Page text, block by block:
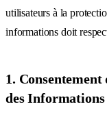
utilisateurs à la
informations doit
1.
des Informations